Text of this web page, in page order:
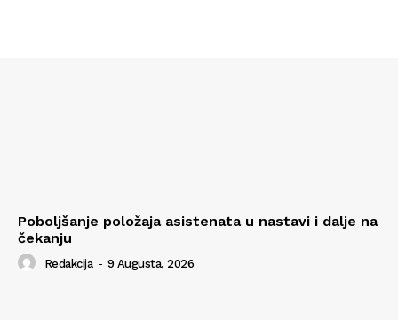
Poboljšanje položaja asistenata u nastavi i dalje na
čekanju
Redakcija - 9 Augusta, 2026